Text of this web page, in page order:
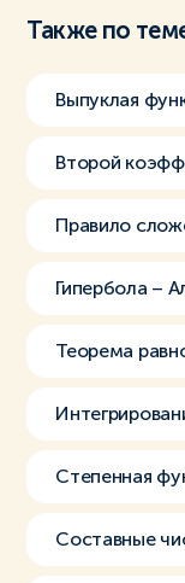
Также по
Выпуклая
Второй
Правило
Гипербола –
Теорема
Степенная
Составные